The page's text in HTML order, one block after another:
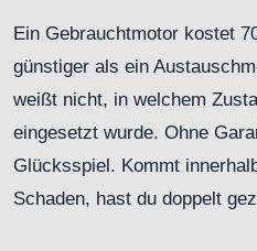
Ein Gebrauchtmotor kostet
günstiger als ein
weißt nicht, in welchem
eingesetzt wurde. Ohne
Glücksspiel. Kommt
Schaden, hast du doppelt